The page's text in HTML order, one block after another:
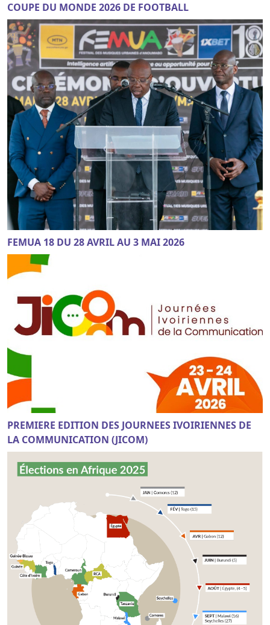
COUPE DU MONDE 2026 DE FOOTBALL
FEMUA 18 DU 28 AVRIL AU 3 MAI 2026
PREMIERE EDITION DES JOURNEES IVOIRIENNES DE
LA COMMUNICATION (JICOM)